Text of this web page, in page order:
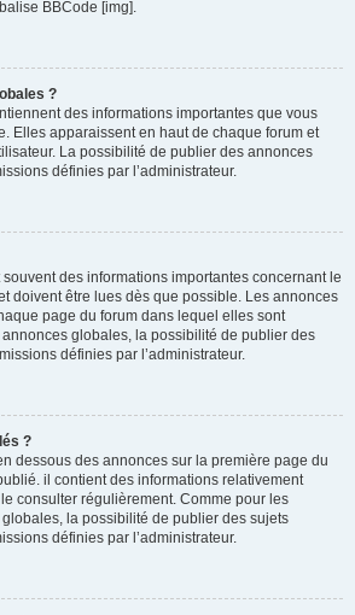
BBCode [img].
?
des informations importantes que vous
Elles apparaissent en haut de chaque forum et
La possibilité de publier des annonces
définies par l’administrateur.
des informations importantes concernant le
doivent être lues dès que possible. Les annonces
page du forum dans lequel elles sont
globales, la possibilité de publier des
définies par l’administrateur.
?
dessous des annonces sur la première page du
il contient des informations relativement
consulter régulièrement. Comme pour les
la possibilité de publier des sujets
définies par l’administrateur.